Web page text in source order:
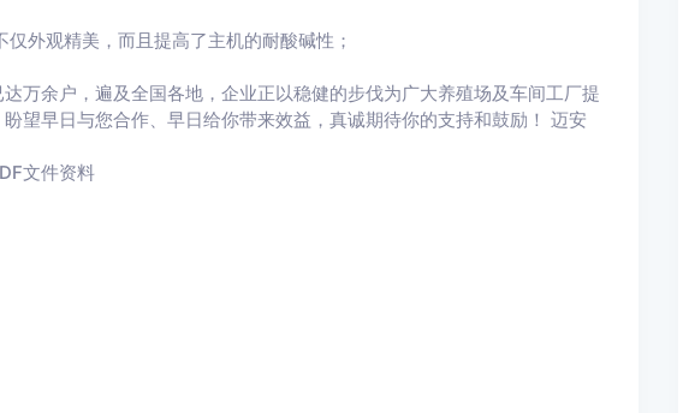
观精美，而且提高了主机的耐酸碱性；
万余户，遍及全国各地，企业正以稳健的步伐为广大养殖场及车间工厂提
望早日与您合作、早日给你带来效益，真诚期待你的支持和鼓励！ 迈安
文件资料